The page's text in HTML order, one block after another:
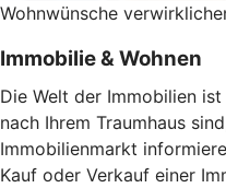
Wohnwünsche
Immobilie & Wohnen
Die Welt der Immobilien
nach Ihrem Traumhaus
Immobilienmarkt
Kauf oder Verkauf einer